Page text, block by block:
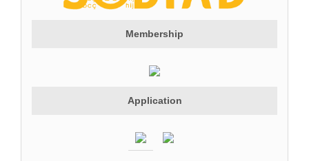
Membership
Application